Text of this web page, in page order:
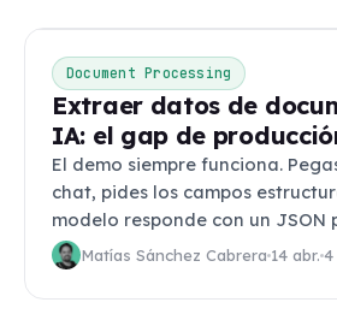
Document Processing
Extraer datos de
IA: el gap de
El demo siempre funciona.
chat, pides los campos
modelo responde con un JSON
qué no hacemos esto
Matías Sánchez Cabrera 14 abr. 4